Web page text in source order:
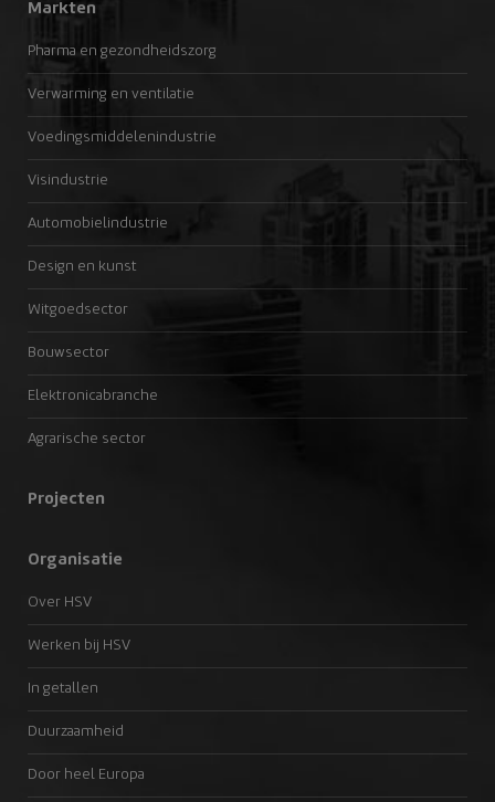
Markten
Pharma en gezondheidszorg
Verwarming en ventilatie
Voedingsmiddelenindustrie
Visindustrie
Automobielindustrie
Design en kunst
Witgoedsector
Bouwsector
Elektronicabranche
Agrarische sector
Projecten
Organisatie
Over HSV
Werken bij HSV
In getallen
Duurzaamheid
Door heel Europa